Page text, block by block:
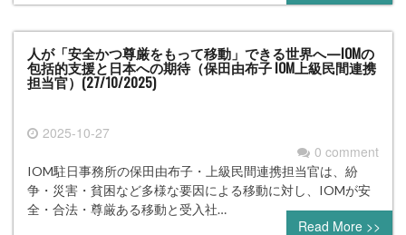
人が「安全かつ尊厳をもって移動」できる世界へ—IOMの
包括的支援と日本への期待（保田由布子 IOM上級民間連携
担当官）(27/10/2025)
2025-10-27
0 comment
IOM駐日事務所の保田由布子・上級民間連携担当官は、紛
争・災害・貧困など多様な要因による移動に対し、IOMが安
全・合法・尊厳ある移動と受入社…
Read More >>